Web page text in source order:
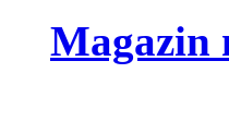
Magazin